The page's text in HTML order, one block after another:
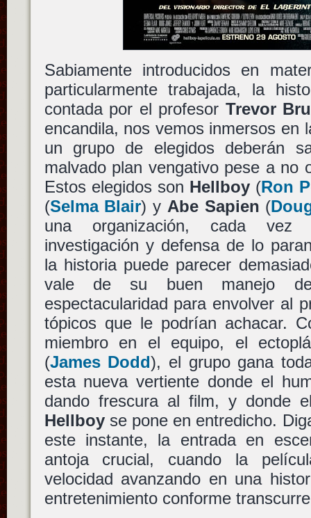
Sabiamente introducidos en
particularmente trabajada, la
contada por el profesor Trevor
encandila, nos vemos inmersos en
un grupo de elegidos deberán
malvado plan vengativo pese a no
Estos elegidos son Hellboy(Ron
(Selma Blair) y Abe Sapien (
una organización, cada vez
investigación y defensa de lo
la historia puede parecer
vale de su buen manejo
espectacularidad para envolver al
tópicos que le podrían achacar.
miembro en el equipo, el
(James Dodd), el grupo gana
esta nueva vertiente donde el
dando frescura al film, y donde
Hellboyse pone en entredicho.
este instante, la entrada en
antoja crucial, cuando la
velocidad avanzando en una
entretenimiento conforme